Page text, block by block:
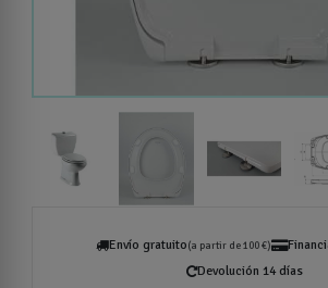
Envío gratuito(a partir de 100 €)
Devolución 14 días